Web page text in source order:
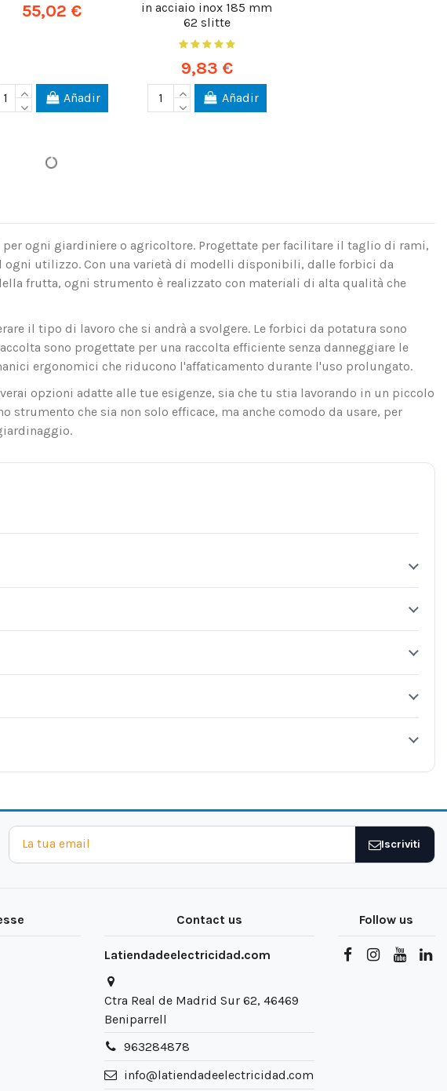
55,02 €
Añadir
in acciaio inox 185 mm
62 slitte
9,83 €
Añadir
ogni giardiniere o agricoltore. Progettate per facilitare il taglio di rami,
utilizzo. Con una varietà di modelli disponibili, dalle forbici da
frutta, ogni strumento è realizzato con materiali di alta qualità che
il tipo di lavoro che si andrà a svolgere. Le forbici da potatura sono
sono progettate per una raccolta efficiente senza danneggiare le
ergonomici che riducono l'affaticamento durante l'uso prolungato.
opzioni adatte alle tue esigenze, sia che tu stia lavorando in un piccolo
che sia non solo efficace, ma anche comodo da usare, per
Iscriviti
Contact us
Latiendadeelectricidad.com
Ctra Real de Madrid Sur 62, 46469
Beniparrell
963284878
info@latiendadeelectricidad.com
Follow us